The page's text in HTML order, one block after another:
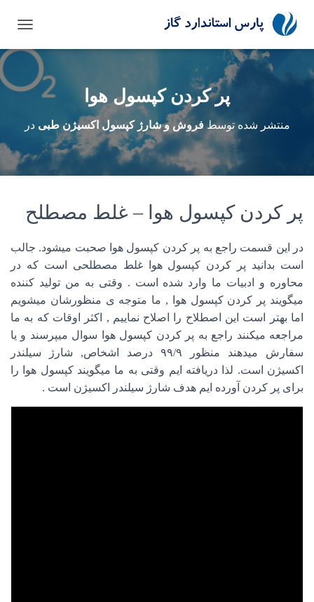
پر کردن کپسول هوا
منتشر شده توسطفروش و شارژ کپسول اکسیژن طبی در
پر کردن کپسول هوا – غلط مصطلح
در این قسمت راجع به پر کردن کپسول هوا صحبت میشود. جالب
است بدانید پر کردن کپسول هوا غلط مصطلحی است که در
محاوره و ادبیات ما وارد شده است . وقتی به من تولید کننده
میگویند پر کردن کپسول هوا , ما متوجه ی منظورشان میشویم
اما بهتر است این اصطلاح را اصلاح نماییم , اکثر اوقات که به ما
مراجعه میکنند راجع به پر کردن کپسول هوا سوال میپرسند و یا
سفارش میدهند منظور ۹۹/۹ درصد اشخاص, شارژ سیلندر
اکسیژن است. لذا دریافته ایم وقتی به ما میگویند کپسول هوا را
برای پر کردن آورده ایم هدف شارژ سیلندر اکسیژن است .